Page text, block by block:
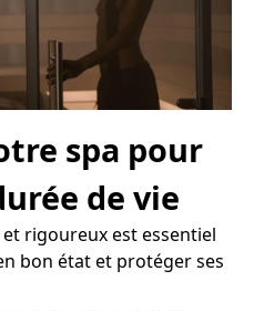
spa pour
de vie
rigoureux est essentiel
bon état et protéger ses